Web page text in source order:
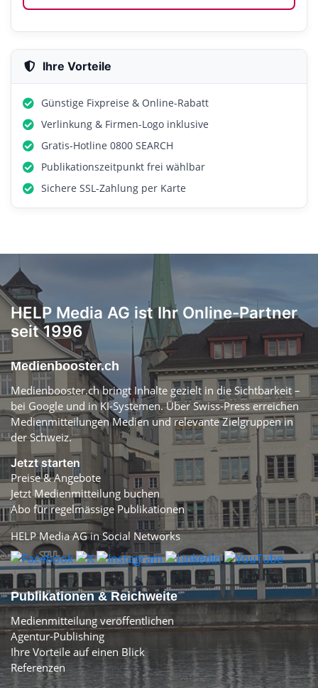
Ihre Vorteile
Günstige Fixpreise & Online-Rabatt
Verlinkung & Firmen-Logo inklusive
Gratis-Hotline 0800 SEARCH
Publikationszeitpunkt frei wählbar
Sichere SSL-Zahlung per Karte
HELP Media AG ist Ihr Online-Partner
seit 1996
Medienbooster.ch
Medienbooster.ch bringt Inhalte gezielt in die Sichtbarkeit –
bei Google und in KI-Systemen. Über Swiss-Press erreichen
Medienmitteilungen Medien und relevante Zielgruppen in
der Schweiz.
Jetzt starten
Preise & Angebote
Jetzt Medienmitteilung buchen
Abo für regelmässige Publikationen
HELP Media AG in Social Networks
Publikationen & Reichweite
Medienmitteilung veröffentlichen
Agentur-Publishing
Ihre Vorteile auf einen Blick
Referenzen